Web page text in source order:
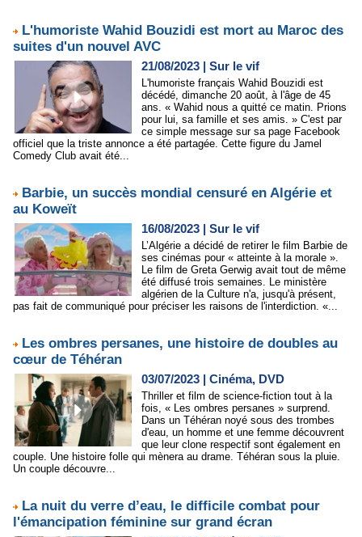
L'humoriste Wahid Bouzidi est mort au Maroc des
suites d'un nouvel AVC
21/08/2023 | Sur le vif
L'humoriste français Wahid Bouzidi est
décédé, dimanche 20 août, à l'âge de 45
ans. « Wahid nous a quitté ce matin. Prions
pour lui, sa famille et ses amis. » C'est par
ce simple message sur sa page Facebook
officiel que la triste annonce a été partagée. Cette figure du Jamel
Comedy Club avait été...
Barbie, un succès mondial censuré en Algérie et
au Koweït
16/08/2023 | Sur le vif
L’Algérie a décidé de retirer le film Barbie de
ses cinémas pour « atteinte à la morale ».
Le film de Greta Gerwig avait tout de même
été diffusé trois semaines. Le ministère
algérien de la Culture n'a, jusqu'à présent,
pas fait de communiqué pour préciser les raisons de l'interdiction. «...
Les ombres persanes, une histoire de doubles au
cœur de Téhéran
03/07/2023 | Cinéma, DVD
Thriller et film de science-fiction tout à la
fois, « Les ombres persanes » surprend.
Dans un Téhéran noyé sous des trombes
d'eau, un homme et une femme découvrent
que leur clone respectif sont également en
couple. Une histoire folle qui mènera au drame. Téhéran sous la pluie.
Un couple découvre...
La nuit du verre d’eau, le difficile combat pour
l'émancipation féminine sur grand écran